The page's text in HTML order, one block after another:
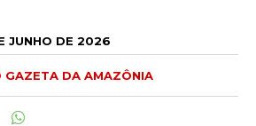
JUNHO DE 2026
GAZETA DA AMAZÔNIA